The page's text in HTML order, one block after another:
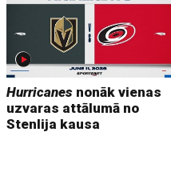
Hurricanes nonāk vienas
uzvaras attālumā no
Stenlija kausa